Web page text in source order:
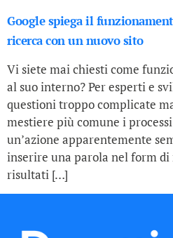
Google spiega il
ricerca con un nuovo sito
Vi siete mai chiesti come
al suo interno? Per esperti e
questioni troppo complicate
mestiere più comune i
un’azione apparentemente
inserire una parola nel form
risultati […]